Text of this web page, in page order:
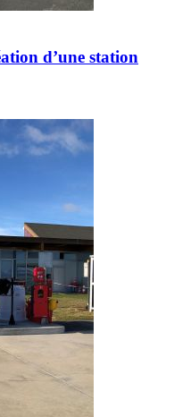
d’une station